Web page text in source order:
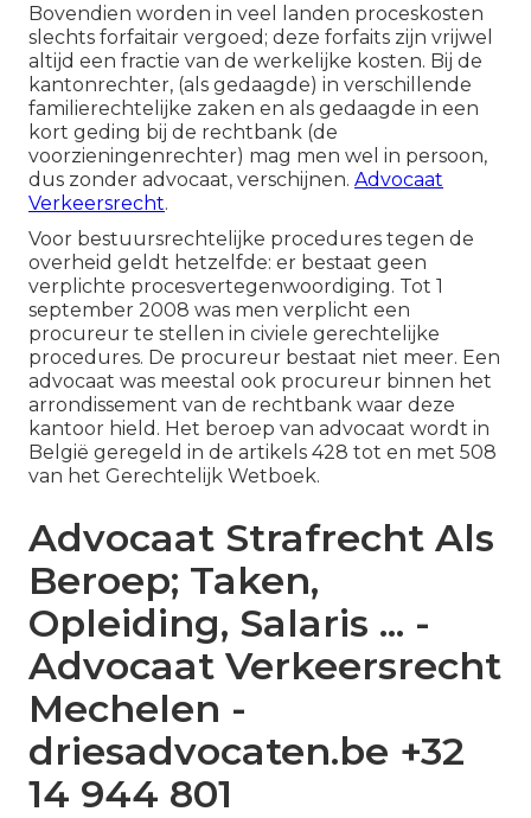
Bovendien worden in veel landen proceskosten
slechts forfaitair vergoed; deze forfaits zijn vrijwel
altijd een fractie van de werkelijke kosten. Bij de
kantonrechter, (als gedaagde) in verschillende
familierechtelijke zaken en als gedaagde in een
kort geding bij de rechtbank (de
voorzieningenrechter) mag men wel in persoon,
dus zonder advocaat, verschijnen. Advocaat
Verkeersrecht.
Voor bestuursrechtelijke procedures tegen de
overheid geldt hetzelfde: er bestaat geen
verplichte procesvertegenwoordiging. Tot 1
september 2008 was men verplicht een
procureur te stellen in civiele gerechtelijke
procedures. De procureur bestaat niet meer. Een
advocaat was meestal ook procureur binnen het
arrondissement van de rechtbank waar deze
kantoor hield. Het beroep van advocaat wordt in
België geregeld in de artikels 428 tot en met 508
van het Gerechtelijk Wetboek.
Advocaat Strafrecht Als
Beroep; Taken,
Opleiding, Salaris ... -
Advocaat Verkeersrecht
Mechelen -
driesadvocaten.be +32
14 944 801